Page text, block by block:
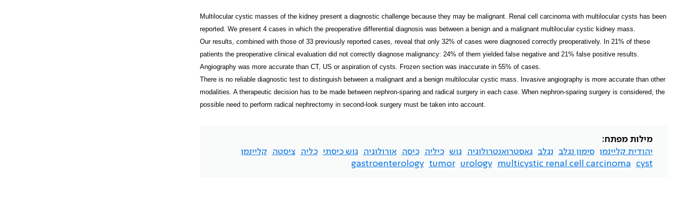
Multilocular cystic masses of the kidney present a diagnostic challenge because they may be malignant. Renal cell carcinoma with multilocular cysts has been
reported. We present 4 cases in which the preoperative differential diagnosis was between a benign and a malignant multilocular cystic kidney mass.
Our results, combined with those of 33 previously reported cases, reveal that only 32% of cases were diagnosed correctly preoperatively. In 21% of these
patients the preoperative clinical evaluation did not correctly diagnose malignancy: 24% of them yielded false negative and 21% false positive results.
Angiography was more accurate than CT, US or aspiration of cysts. Frozen section was inaccurate in 55% of cases.
There is no reliable diagnostic test to distinguish between a malignant and a benign multilocular cystic mass. Invasive angiography is more accurate than other
modalities. A therapeutic decision has to be made between nephron-sparing and radical surgery in each case. When nephron-sparing surgery is considered, the
possible need to perform radical nephrectomy in second-look surgery must be taken into account.
מילות מפתח:
יהודית קליינמן סימון נגלב נגלב גאסטרואנטרולוגיה גוש כיליה כיסה אורולוגיה גוש כיסתי כליה ציסטה
קליינמן
cyst
multicystic renal cell carcinoma
urology
tumor
gastroenterology